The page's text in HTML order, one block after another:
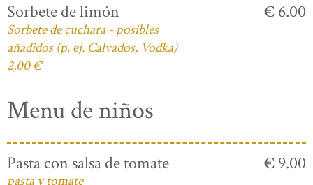
Sorbete de limón
Sorbete de cuchara - posibles
añadidos (p. ej. Calvados, Vodka)
2,00 €
€ 6.00
Menu de niños
Pasta con salsa de tomate
pasta y tomate
€ 9.00